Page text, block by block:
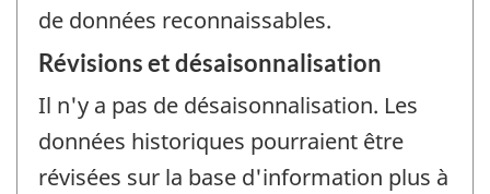
de données reconnaissables.
Révisions et désaisonnalisation
Il n'y a pas de désaisonnalisation. Les
données historiques pourraient être
révisées sur la base d'information plus à